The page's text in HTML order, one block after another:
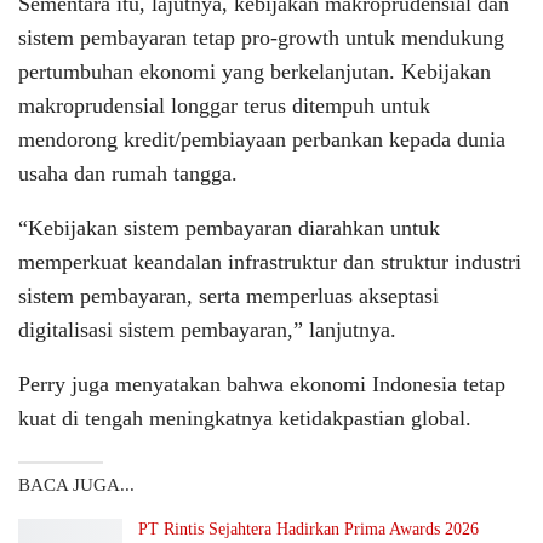
sistem pembayaran tetap pro-growth untuk mendukung
pertumbuhan ekonomi yang berkelanjutan. Kebijakan
makroprudensial longgar terus ditempuh untuk
mendorong kredit/pembiayaan perbankan kepada dunia
usaha dan rumah tangga.
“Kebijakan sistem pembayaran diarahkan untuk
memperkuat keandalan infrastruktur dan struktur industri
sistem pembayaran, serta memperluas akseptasi
digitalisasi sistem pembayaran,” lanjutnya.
Perry juga menyatakan bahwa ekonomi Indonesia tetap
kuat di tengah meningkatnya ketidakpastian global.
BACA JUGA...
PT Rintis Sejahtera Hadirkan Prima Awards 2026